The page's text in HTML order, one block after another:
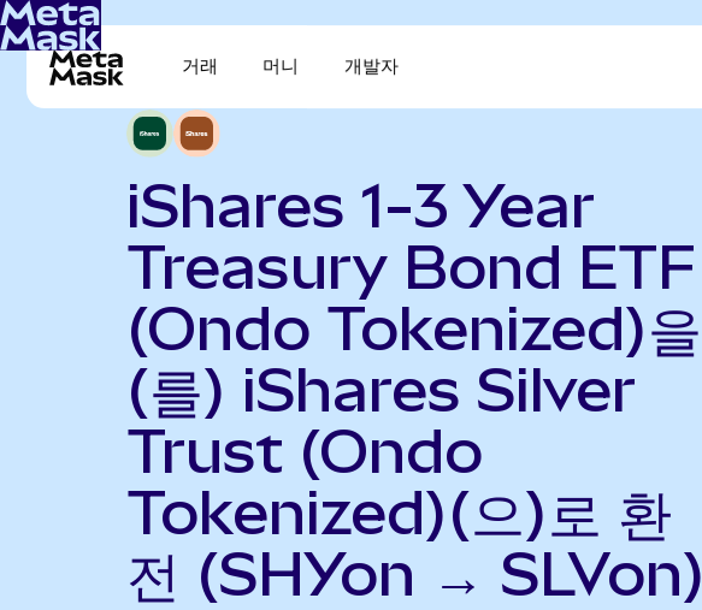
거래 머니 개발자
iShares 1-3 Year
Treasury Bond ETF
(Ondo Tokenized)을
(를) iShares Silver
Trust (Ondo
Tokenized)(으)로 환
전 (SHYon → SLVon)